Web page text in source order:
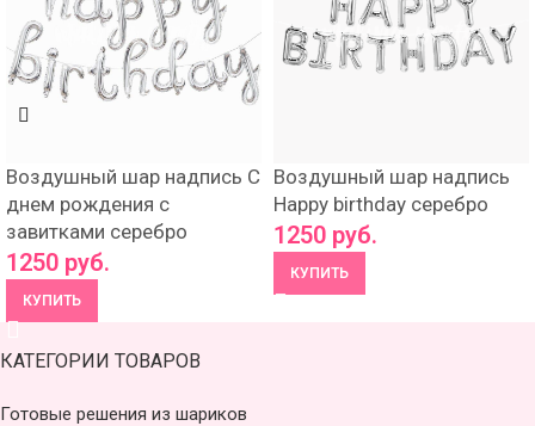
Воздушный шар надпись С
днем рождения с
завитками серебро
1250 руб.
КУПИТЬ
Воздушный шар надпись
Happy birthday серебро
1250 руб.
КУПИТЬ
КАТЕГОРИИ ТОВАРОВ
Готовые решения из шариков